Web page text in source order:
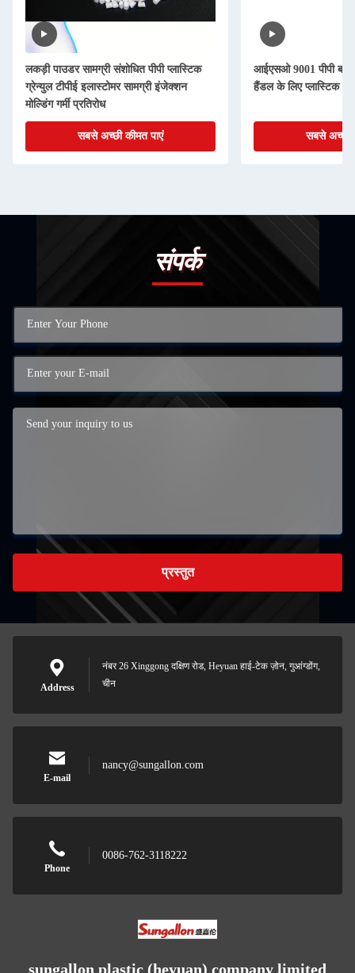
लकड़ी पाउडर सामग्री संशोधित पीपी प्लास्टिक
ग्रेन्युल टीपीई इलास्टोमर सामग्री इंजेक्शन
मोल्डिंग गर्मी प्रतिरोध
सबसे अच्छी कीमत पाएं
आईएसओ 9001 पीपी बाल
हैंडल के लिए प्लास्टिक
सबसे अच्छी
संपर्क
प्रस्तुत
Address
नंबर 26 Xinggong दक्षिण रोड, Heyuan हाई-टेक ज़ोन, गुआंग्डोंग,
चीन
E-mail
nancy@sungallon.com
Phone
0086-762-3118222
sungallon plastic (heyuan) company limited